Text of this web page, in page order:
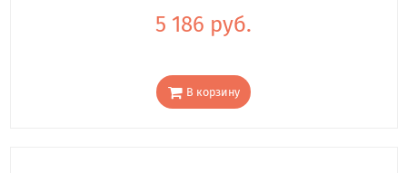
5 186 руб.
В корзину